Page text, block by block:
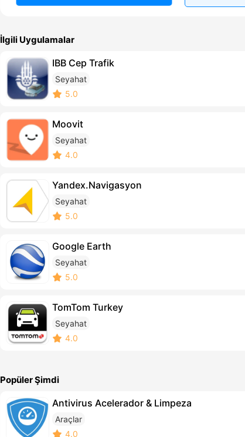
İlgili Uygulamalar
IBB Cep Trafik
Seyahat
5.0
Moovit
Seyahat
4.0
Yandex.Navigasyon
Seyahat
5.0
Google Earth
Seyahat
5.0
TomTom Turkey
Seyahat
4.0
Popüler Şimdi
Antivirus Acelerador & Limpeza
Araçlar
4.0